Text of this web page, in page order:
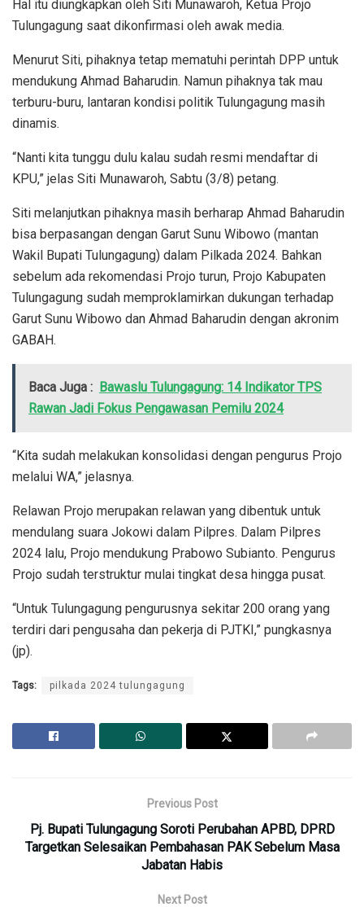
Hal itu diungkapkan oleh Siti Munawaroh, Ketua Projo
Tulungagung saat dikonfirmasi oleh awak media.
Menurut Siti, pihaknya tetap mematuhi perintah DPP untuk
mendukung Ahmad Baharudin. Namun pihaknya tak mau
terburu-buru, lantaran kondisi politik Tulungagung masih
dinamis.
“Nanti kita tunggu dulu kalau sudah resmi mendaftar di
KPU,” jelas Siti Munawaroh, Sabtu (3/8) petang.
Siti melanjutkan pihaknya masih berharap Ahmad Baharudin
bisa berpasangan dengan Garut Sunu Wibowo (mantan
Wakil Bupati Tulungagung) dalam Pilkada 2024. Bahkan
sebelum ada rekomendasi Projo turun, Projo Kabupaten
Tulungagung sudah memproklamirkan dukungan terhadap
Garut Sunu Wibowo dan Ahmad Baharudin dengan akronim
GABAH.
Baca Juga : Bawaslu Tulungagung: 14 Indikator TPS
Rawan Jadi Fokus Pengawasan Pemilu 2024
“Kita sudah melakukan konsolidasi dengan pengurus Projo
melalui WA,” jelasnya.
Relawan Projo merupakan relawan yang dibentuk untuk
mendulang suara Jokowi dalam Pilpres. Dalam Pilpres
2024 lalu, Projo mendukung Prabowo Subianto. Pengurus
Projo sudah terstruktur mulai tingkat desa hingga pusat.
“Untuk Tulungagung pengurusnya sekitar 200 orang yang
terdiri dari pengusaha dan pekerja di PJTKI,” pungkasnya
(jp).
Tags: pilkada 2024 tulungagung
Previous Post
Pj. Bupati Tulungagung Soroti Perubahan APBD, DPRD
Targetkan Selesaikan Pembahasan PAK Sebelum Masa
Jabatan Habis
Next Post